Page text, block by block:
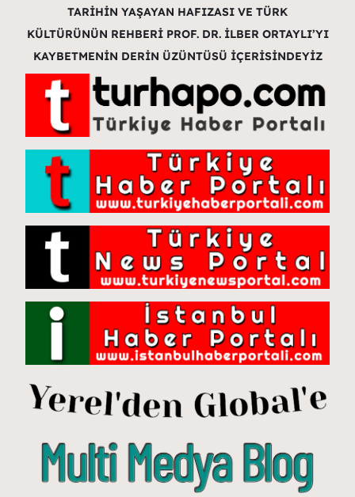
TARİHİN YAŞAYAN HAFIZASI VE TÜRK
KÜLTÜRÜNÜN REHBERİ PROF. DR. İLBER ORTAYLI’YI
KAYBETMENİN DERİN ÜZÜNTÜSÜ İÇERİSİNDEYİZ